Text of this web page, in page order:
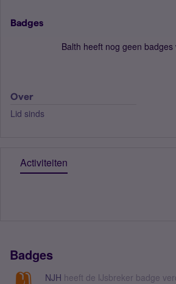
Badges
Balth heeft nog geen badges
Over
Lid sinds
Activiteiten
Badges
NJH heeft de IJsbreker badge